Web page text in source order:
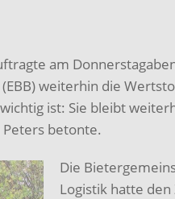
am
weiterhin die
ist: Sie bleibt
betonte.
Die
Logistik hatte